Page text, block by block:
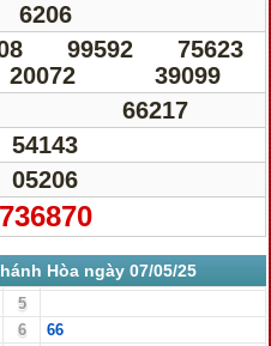
6206
99592
75623
20072 39099
66217
54143
05206
736870
Hòa ngày 07/05/25
5
6
66